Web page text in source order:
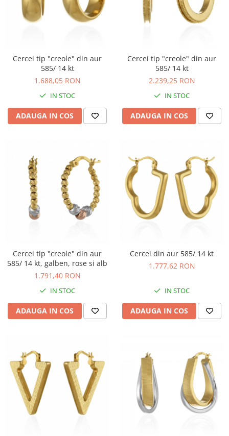
INELE
ACE DE CRAVATA
BRATARI PENTRU PICIOR
INELE
BUTONI
LANTURI TIP ROZARIU
Cercei tip "creole" din aur
585/ 14 kt
1.688,05 RON
IN STOC
ADAUGA IN COS
Cercei tip "creole" din aur
585/ 14 kt
2.239,25 RON
IN STOC
ADAUGA IN COS
Cercei tip "creole" din aur
585/ 14 kt, galben, rose si alb
1.791,40 RON
IN STOC
ADAUGA IN COS
Cercei din aur 585/ 14 kt
1.777,62 RON
IN STOC
ADAUGA IN COS